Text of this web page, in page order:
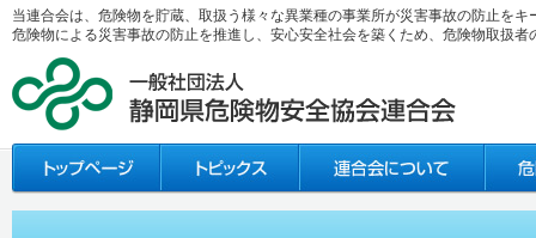
当連合会は、危険物を貯蔵、取扱う様々な異業種の事業所が災害事故の防止を
危険物による災害事故の防止を推進し、安心安全社会を築くため、危険物取扱